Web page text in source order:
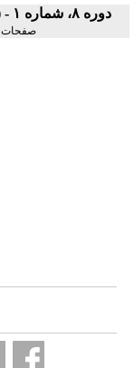
دوره ۸، شماره ۱ - ( دوفصلنامه ۱۴۰۳ )
صفحات ۱۲۴-۱۱۱